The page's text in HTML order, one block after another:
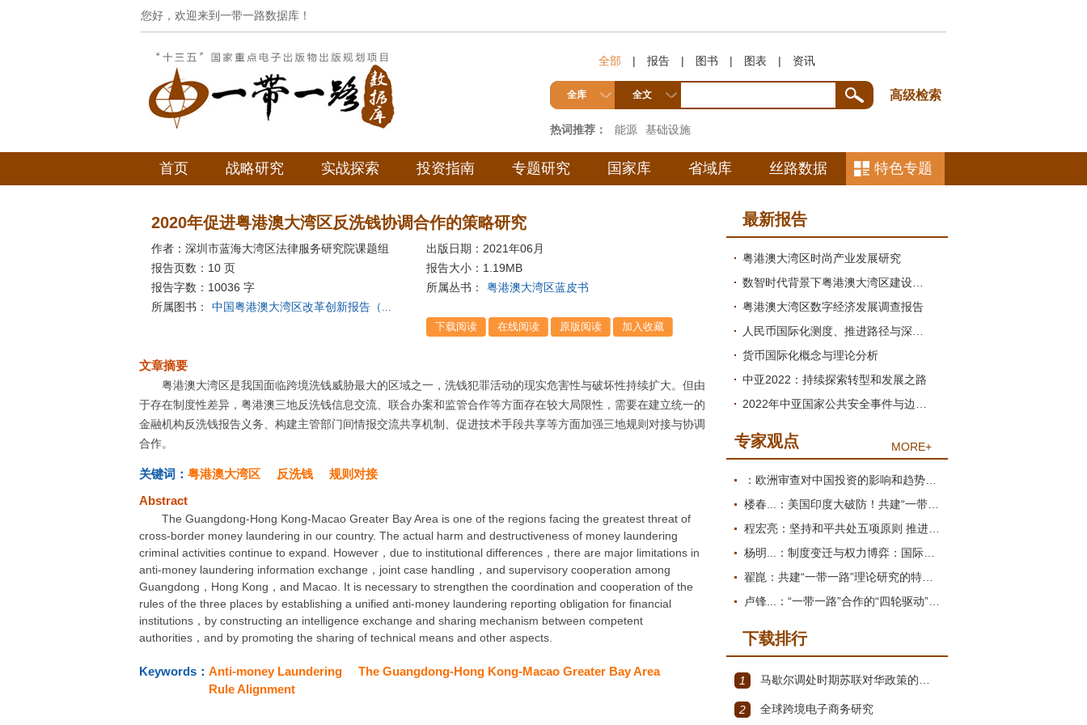
您好，欢迎来到一带一路数据库！
全部 | 报告 | 图书 | 图表 | 资讯
全库 全文 高级检索
热词推荐： 能源 基础设施
首页 战略研究 实战探索 投资指南 专题研究 国家库 省域库 丝路数据 特色专题
2020年促进粤港澳大湾区反洗钱协调合作的策略研究
作者：深圳市蓝海大湾区法律服务研究院课题组
出版日期：2021年06月
报告页数：10 页
报告大小： 1.19MB
报告字数：10036 字
所属丛书：
粤港澳大湾区蓝皮书
所属图书：
中国粤港澳大湾区改革创新报告（...
文章摘要
粤港澳大湾区是我国面临跨境洗钱威胁最大的区域之一，洗钱犯罪活动的现实危害性与破坏性持续扩大。但由
于存在制度性差异，粤港澳三地反洗钱信息交流、联合办案和监管合作等方面存在较大局限性，需要在建立统一的
金融机构反洗钱报告义务、构建主管部门间情报交流共享机制、促进技术手段共享等方面加强三地规则对接与协调
合作。
关键词： 粤港澳大湾区 反洗钱
规则对接
Abstract
The Guangdong-Hong Kong-Macao Greater Bay Area is one of the regions facing the greatest threat of
cross-border money laundering in our country. The actual harm and destructiveness of money laundering
criminal activities continue to expand. However，due to institutional differences，there are major limitations in
anti-money laundering information exchange，joint case handling，and supervisory cooperation among
Guangdong，Hong Kong，and Macao. It is necessary to strengthen the coordination and cooperation of the
rules of the three places by establishing a unified anti-money laundering reporting obligation for financial
institutions，by constructing an intelligence exchange and sharing mechanism between competent
authorities，and by promoting the sharing of technical means and other aspects.
Keywords： Anti-money Laundering
The Guangdong-Hong Kong-Macao Greater Bay Area
Rule Alignment
最新报告
粤港澳大湾区时尚产业发展研究
粤港澳大湾区数字经济发展调查报告
货币国际化概念与理论分析
中亚2022：持续探索转型和发展之路
专家观点 MORE+
下载排行
1 马歇尔调处时期苏联对华政策的演变（1945年12月～1947年1月）
2 全球跨境电子商务研究